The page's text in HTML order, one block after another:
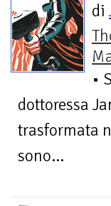
di
•
dottoressa
trasformata
sono...